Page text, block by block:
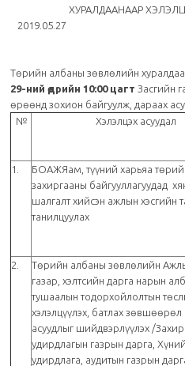
ХУРАЛДААНААР
2019.05.27
Төрийн албаны зөвлөлийн
29-ний өдрийн 10:00 цагт Засгийн
өрөөнд зохион байгуулж, дараах
№
Хэлэлцэх асуудал
1.
БОАЖЯам, түүний харьяа
захиргааны байгууллагуудад
шалгалт хийсэн ажлын хэсгийн
танилцуулах
2. Төрийн албаны зөвлөлийн
газар, хэлтсийн дарга нарын
тушаалын тодорхойлолтын
хэлэлцүүлэх, батлах зөвшөөрөл
асуудлыг шийдвэрлүүлэх /
удирдлагын газрын дарга,
удирдлага, аудитын газрын